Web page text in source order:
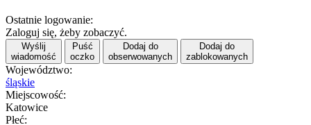
Ostatnie logowanie:
Zaloguj się, żeby zobaczyć.
Wyślij
wiadomość
Puść
oczko
Dodaj do
obserwowanych
Dodaj do
zablokowanych
Województwo:
śląskie
Miejscowość:
Katowice
Płeć: